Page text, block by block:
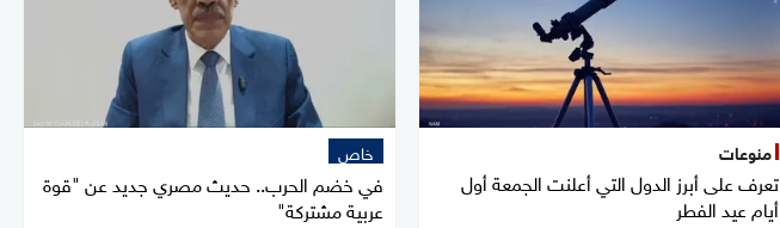
منوعات
تعرف على أبرز الدول التي أعلنت الجمعة أول
أيام عيد الفطر
خاص
في خضم الحرب.. حديث مصري جديد عن "قوة
عربية مشتركة"